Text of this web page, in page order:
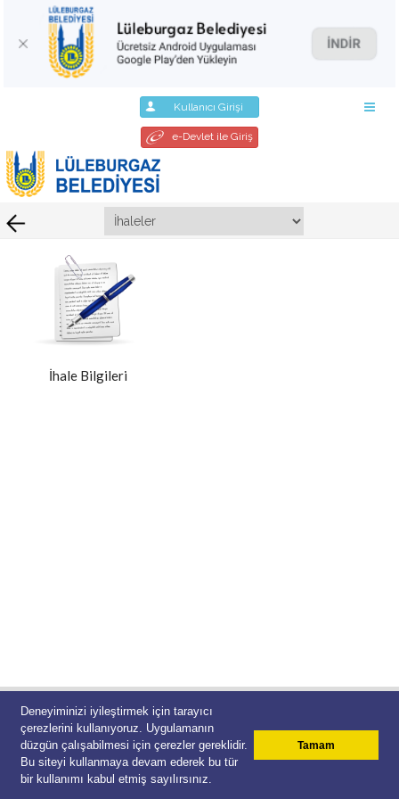
Deneyiminizi iyileştirmek için tarayıcı
çerezlerini kullanıyoruz. Uygulamanın
düzgün çalışabilmesi için çerezler gereklidir.
Bu siteyi kullanmaya devam ederek bu tür
bir kullanımı kabul etmiş sayılırsınız.
Tamam
Kullanıcı Girişi
e-Devlet ile Giriş
İhale Bilgileri
Lüleburgaz Belediyesi
Çağrı Merkezi 444 55 39
© 2026 Teracity